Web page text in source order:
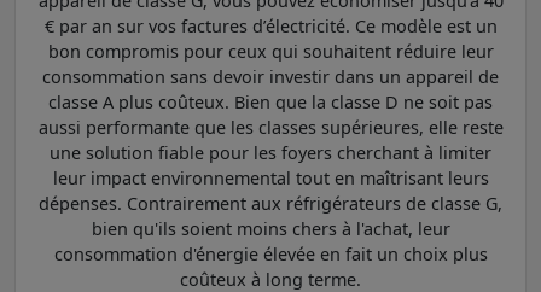
€ par an sur vos factures d’électricité. Ce modèle est un
bon compromis pour ceux qui souhaitent réduire leur
consommation sans devoir investir dans un appareil de
classe A plus coûteux. Bien que la classe D ne soit pas
aussi performante que les classes supérieures, elle reste
une solution fiable pour les foyers cherchant à limiter
leur impact environnemental tout en maîtrisant leurs
dépenses. Contrairement aux réfrigérateurs de classe G,
bien qu'ils soient moins chers à l'achat, leur
consommation d'énergie élevée en fait un choix plus
coûteux à long terme.